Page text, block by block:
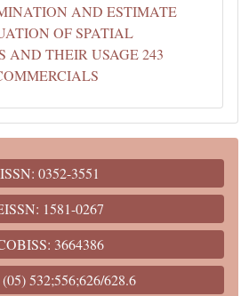
AND ESTIMATE
OF SPATIAL
AND THEIR USAGE 243
ISSN: 0352-3551
1581-0267
3664386
532;556;626/628.6